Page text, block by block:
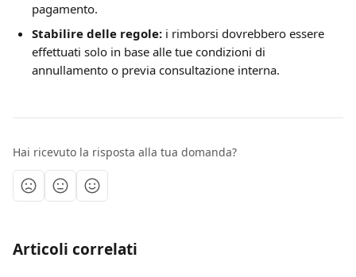
pagamento.
Stabilire delle regole: i rimborsi dovrebbero essere
effettuati solo in base alle tue condizioni di
annullamento o previa consultazione interna.
Hai ricevuto la risposta alla tua domanda?
Articoli correlati